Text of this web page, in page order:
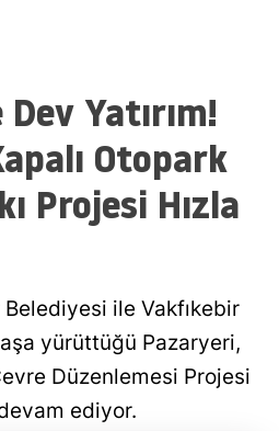
Yatırım!
Otopark
Projesi Hızla
ile Vakfıkebir
yürüttüğü Pazaryeri,
Düzenlemesi Projesi
ediyor.